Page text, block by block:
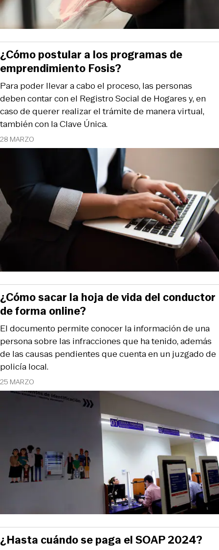
28 MARZO
Para poder llevar a cabo el proceso, las personas
deben contar con el Registro Social de Hogares y, en
caso de querer realizar el trámite de manera virtual,
también con la Clave Única.
¿Cómo postular a los programas de
emprendimiento Fosis?
25 MARZO
El documento permite conocer la información de una
persona sobre las infracciones que ha tenido, además
de las causas pendientes que cuenta en un juzgado de
policía local.
¿Cómo sacar la hoja de vida del conductor
de forma online?
¿Hasta cuándo se paga el SOAP 2024?